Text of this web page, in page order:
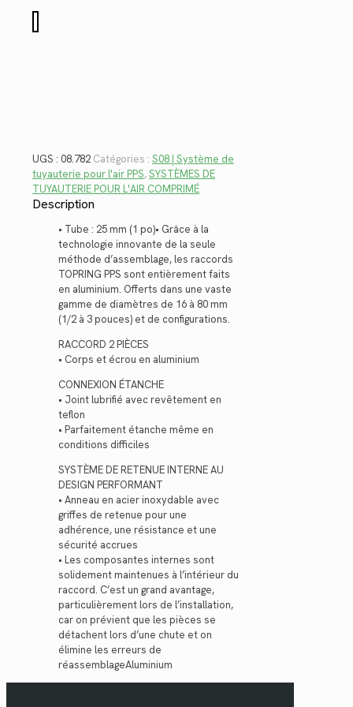
de
UGS : 08.782 Catégories : S08 | Système de
tuyauterie pour l'air PPS,SYSTÈMES DE
TUYAUTERIE POUR L'AIR COMPRIMÉ
Description
• Tube : 25 mm (1 po)• Grâce à la
technologie innovante de la seule
méthode d’assemblage, les raccords
TOPRING PPS sont entièrement faits
en aluminium. Offerts dans une vaste
gamme de diamètres de 16 à 80 mm
(1/2 à 3 pouces) et de configurations.
RACCORD 2 PIÈCES
• Corps et écrou en aluminium
CONNEXION ÉTANCHE
• Joint lubrifié avec revêtement en
teflon
• Parfaitement étanche même en
conditions difficiles
SYSTÈME DE RETENUE INTERNE AU
DESIGN PERFORMANT
• Anneau en acier inoxydable avec
griffes de retenue pour une
adhérence, une résistance et une
sécurité accrues
• Les composantes internes sont
solidement maintenues à l’intérieur du
raccord. C’est un grand avantage,
particulièrement lors de l’installation,
car on prévient que les pièces se
détachent lors d’une chute et on
élimine les erreurs de
réassemblageAluminium